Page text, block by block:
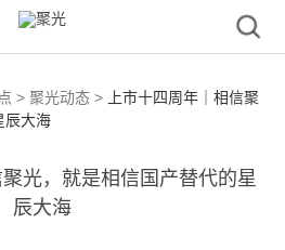
> 聚光动态 >
上市十四周年｜相信聚
辰大海
光，就是相信国产替代的星
辰大海